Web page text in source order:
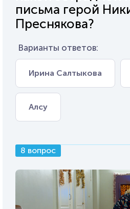
письма герой
Преснякова?
Варианты ответов:
Ирина Салтыкова
Алсу
8 вопрос